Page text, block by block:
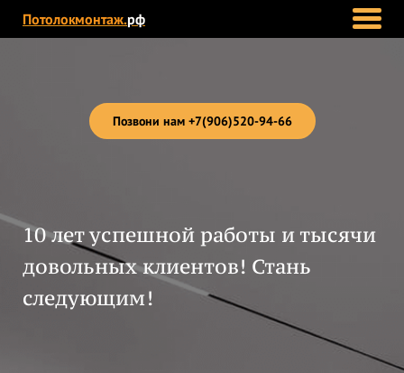
Потолокмонтаж.рф
Позвони нам +7(906)520-94-66
10 лет успешной работы и тысячи
довольных клиентов! Стань
следующим!